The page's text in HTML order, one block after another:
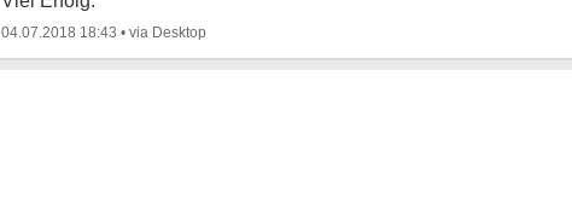
04.07.2018 18:43 •